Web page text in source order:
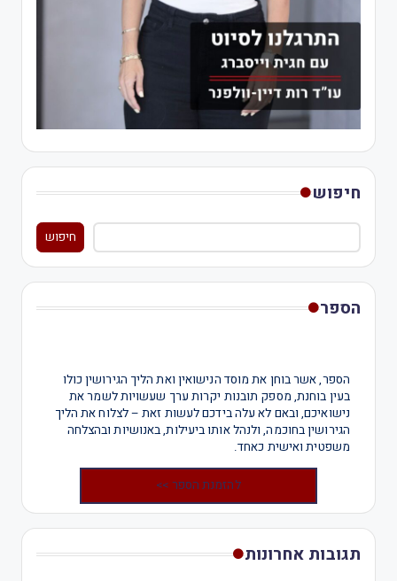
חיפוש
חיפוש
הספר
הספר, אשר בוחן את מוסד הנישואין ואת הליך הגירושין כולו
בעין בוחנת, מספק תובנות יקרות ערך שעשויות לשמר את
נישואיכם, ובאם לא עלה בידכם לעשות זאת – לצלוח את הליך
הגירושין בחוכמה, ולנהל אותו ביעילות, באנושיות ובהצלחה
משפטית ואישית כאחד.
להזמנת הספר >>
תגובות אחרונות